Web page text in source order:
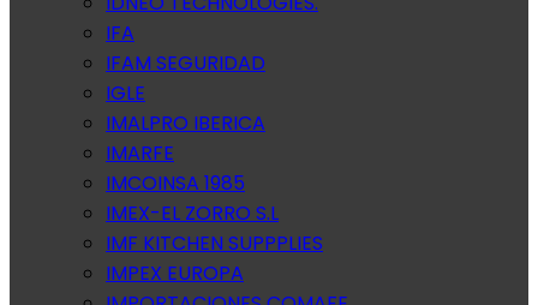
IFA
IFAM SEGURIDAD
IGLE
IMALPRO IBERICA
IMARFE
IMCOINSA 1985
IMEX-EL ZORRO S.L
IMF KITCHEN SUPPPLIES
IMPEX EUROPA